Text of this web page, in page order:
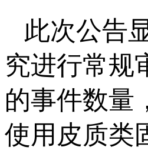
此次公告
究进行常规
的事件数量
使用皮质类